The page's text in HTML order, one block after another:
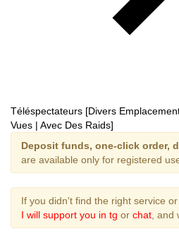
Téléspectateurs [Divers
Vues | Avec Des Raids]
Deposit funds, one-click order,
are available only for registered
If you didn't find the right service
I will support you in tg or chat ,